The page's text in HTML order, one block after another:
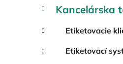
Kancelárska
Etiketovacie
Etiketovací